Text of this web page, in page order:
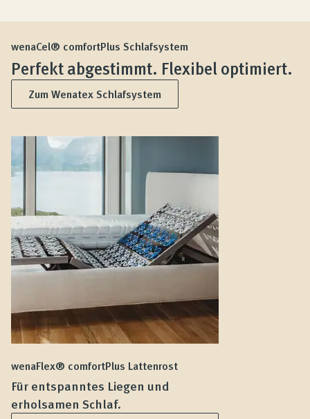
wenaCel® comfortPlus Schlafsystem
Perfekt abgestimmt. Flexibel optimiert.
Zum Wenatex Schlafsystem
wenaFlex® comfortPlus Lattenrost
Für entspanntes Liegen und
erholsamen Schlaf.